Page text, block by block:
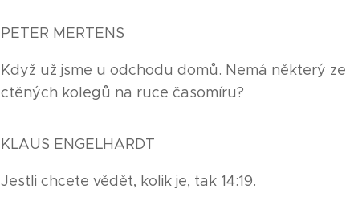
PETER MERTENS
Když už jsme u odchodu domů. Nemá některý ze
ctěných kolegů na ruce časomíru?
KLAUS ENGELHARDT
Jestli chcete vědět, kolik je, tak 14:19.